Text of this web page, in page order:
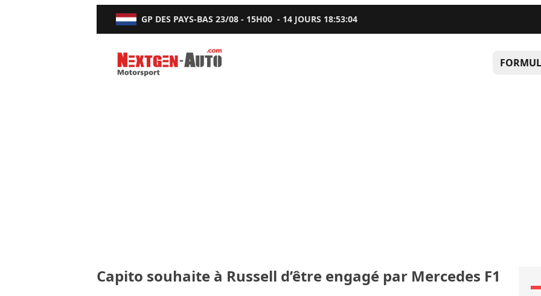
GP DES PAYS-BAS 23/08 - 15H00 - 14 JOURS 18:53:03
Nextgen-Auto.com
Capito souhaite à Russell d’être engagé par Mercedes F1